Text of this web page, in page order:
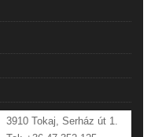
3910 Tokaj, Serház út 1.